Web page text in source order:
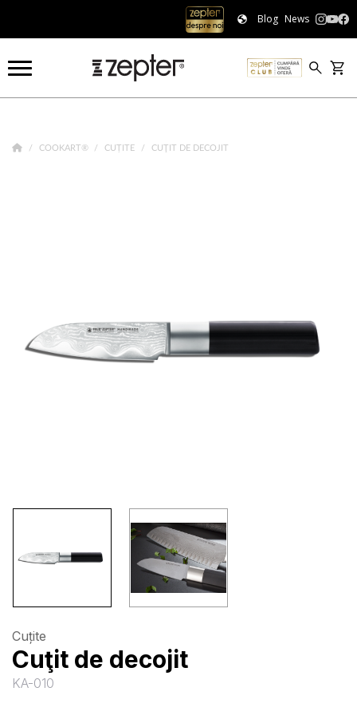
Blog News
COOKART® CUȚITE CUŢIT DE DECOJIT
Cuțite
Cuţit de decojit
KA-010